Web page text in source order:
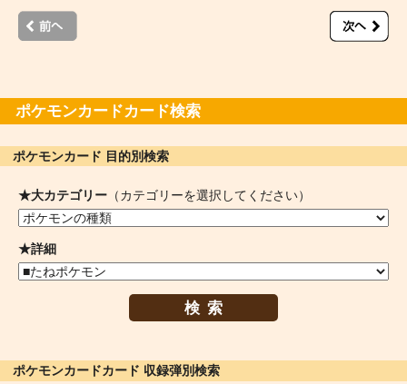
ポケモンカードカード検索
ポケモンカード 目的別検索
★大カテゴリー （カテゴリーを選択してください）
★詳細
検索
ポケモンカードカード 収録弾別検索